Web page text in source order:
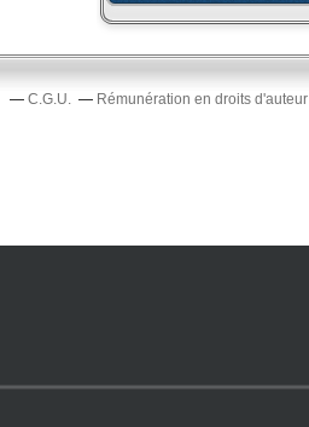
C.G.U. Rémunération en droits d'auteur